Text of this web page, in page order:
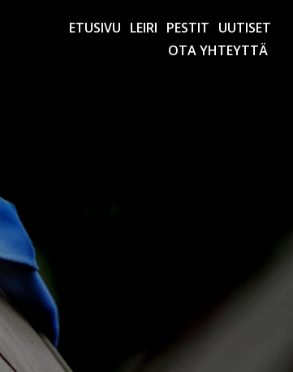
ETUSIVU LEIRI PESTIT UUTISET
OTA YHTEYTTÄ